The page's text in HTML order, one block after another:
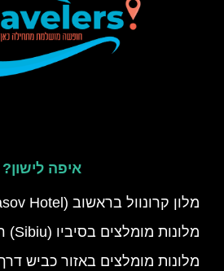
איפה לישון?
מלון קרונוול בראשוב (Kronwell Brasov Hotel)
מלונות מומלצים בסיביו (Sibiu) רומניה
מלונות מומלצים באזור כביש